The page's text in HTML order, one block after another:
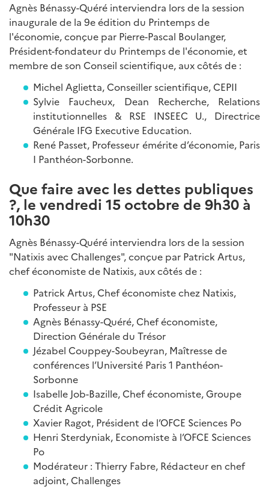
Agnès Bénassy-Quéré interviendra lors de la session
inaugurale de la 9e édition du Printemps de
l'économie, conçue par Pierre-Pascal Boulanger,
Président-fondateur du Printemps de l'économie, et
membre de son Conseil scientifique, aux côtés de :
Michel Aglietta, Conseiller scientifique, CEPII
Sylvie Faucheux, Dean Recherche, Relations
institutionnelles & RSE INSEEC U., Directrice
Générale IFG Executive Education.
René Passet, Professeur émérite d’économie, Paris
I Panthéon-Sorbonne.
Que faire avec les dettes publiques
?, le vendredi 15 octobre de 9h30 à
10h30
Agnès Bénassy-Quéré interviendra lors de la session
"Natixis avec Challenges", conçue par Patrick Artus,
chef économiste de Natixis, aux côtés de :
Patrick Artus, Chef économiste chez Natixis,
Professeur à PSE
Agnès Bénassy-Quéré, Chef économiste,
Direction Générale du Trésor
Jézabel Couppey-Soubeyran, Maîtresse de
conférences l’Université Paris 1 Panthéon-
Sorbonne
Isabelle Job-Bazille, Chef économiste, Groupe
Crédit Agricole
Xavier Ragot, Président de l’OFCE Sciences Po
Henri Sterdyniak, Economiste à l’OFCE Sciences
Po
Modérateur : Thierry Fabre, Rédacteur en chef
adjoint, Challenges